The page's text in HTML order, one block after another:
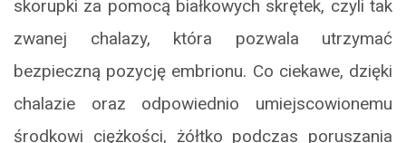
skorupki za pomocą białkowych skrętek, czyli tak
zwanej chalazy, która pozwala utrzymać
bezpieczną pozycję embrionu. Co ciekawe, dzięki
chalazie oraz odpowiednio umiejscowionemu
środkowi ciężkości, żółtko podczas poruszania